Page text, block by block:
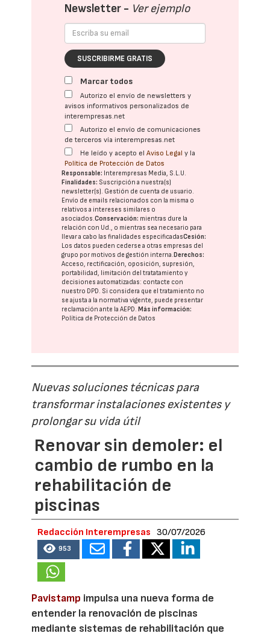
Newsletter - Ver ejemplo
SUSCRIBIRME GRATIS
Marcar todos
Autorizo el envío de newsletters y
avisos informativos personalizados de
interempresas.net
Autorizo el envío de comunicaciones
de terceros vía interempresas.net
He leído y acepto elAviso Legal y la
Política de Protección de Datos
Responsable: Interempresas Media, S.L.U.
Finalidades: Suscripción a nuestra(s)
newsletter(s). Gestión de cuenta de usuario.
Envío de emails relacionados con la misma o
relativos a intereses similares o
asociados.Conservación: mientras dure la
relación con Ud., o mientras sea necesario para
llevar a cabo las finalidades especificadasCesión:
Los datos pueden cederse a otras empresas del
grupo por motivos de gestión interna.Derechos:
Acceso, rectificación, oposición, supresión,
portabilidad, limitación del tratatamiento y
decisiones automatizadas: contacte con
nuestro DPD. Si considera que el tratamiento no
se ajusta a la normativa vigente, puede presentar
reclamación ante laAEPD.Más información:
Política de Protección de Datos
Nuevas soluciones técnicas para
transformar instalaciones existentes y
prolongar su vida útil
Renovar sin demoler: el
cambio de rumbo en la
rehabilitación de
piscinas
Redacción Interempresas 30/07/2026
953
Pavistamp impulsa una nueva forma de
entender la renovación de piscinas
mediante sistemas de rehabilitación que